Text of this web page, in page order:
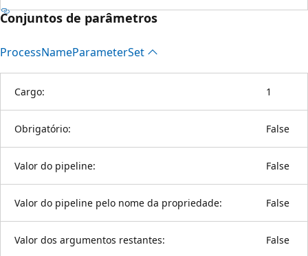
Conjuntos de parâmetros
ProcessNameParameterSet
Cargo: 1
Obrigatório: False
Valor do pipeline: False
Valor do pipeline pelo nome da propriedade: False
Valor dos argumentos restantes: False